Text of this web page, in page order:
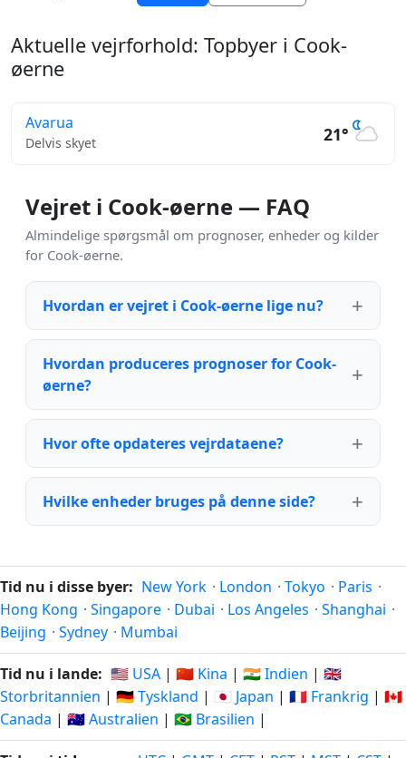
Aktuelle vejrforhold: Topbyer i Cook-
øerne
Avarua
Delvis skyet 21°
Vejret i Cook-øerne — FAQ
Almindelige spørgsmål om prognoser, enheder og kilder
for Cook-øerne.
Hvordan er vejret i Cook-øerne lige nu?
Hvordan produceres prognoser for Cook-
øerne?
Hvor ofte opdateres vejrdataene?
Hvilke enheder bruges på denne side?
Tid nu i disse byer: New York · London · Tokyo · Paris ·
Hong Kong · Singapore · Dubai · Los Angeles · Shanghai ·
Beijing · Sydney · Mumbai
Tid nu i lande: 🇺🇸 USA | 🇨🇳 Kina | 🇮🇳 Indien | 🇬🇧
Storbritannien | 🇩🇪 Tyskland | 🇯🇵 Japan | 🇫🇷 Frankrig | 🇨🇦
Canada | 🇦🇺 Australien | 🇧🇷 Brasilien |